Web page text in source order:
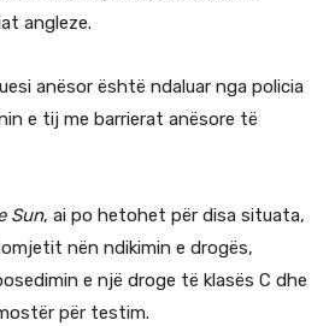
angleze.
anësor është ndaluar nga policia
e tij me barrierat anësore të
Sun, ai po hetohet për disa situata,
nën ndikimin e drogës,
e një droge të klasës C dhe
për testim.